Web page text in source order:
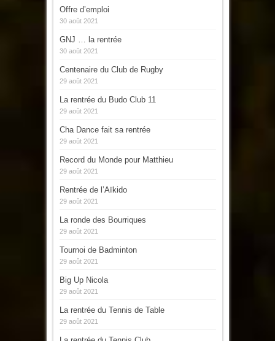
Offre d’emploi
30 août 2021
GNJ … la rentrée
30 août 2021
Centenaire du Club de Rugby
29 août 2021
La rentrée du Budo Club 11
29 août 2021
Cha Dance fait sa rentrée
29 août 2021
Record du Monde pour Matthieu
29 août 2021
Rentrée de l’Aïkido
29 août 2021
La ronde des Bourriques
29 août 2021
Tournoi de Badminton
29 août 2021
Big Up Nicola
29 août 2021
La rentrée du Tennis de Table
29 août 2021